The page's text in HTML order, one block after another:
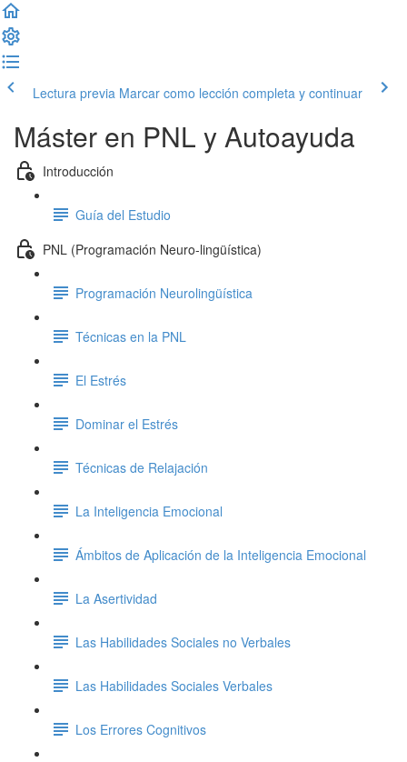
Lectura previa Marcar como lección completa y continuar
Máster en PNL y Autoayuda
Introducción
Guía del Estudio
PNL (Programación Neuro-lingüística)
Programación Neurolingüística
Técnicas en la PNL
El Estrés
Dominar el Estrés
Técnicas de Relajación
La Inteligencia Emocional
Ámbitos de Aplicación de la Inteligencia Emocional
La Asertividad
Las Habilidades Sociales no Verbales
Las Habilidades Sociales Verbales
Los Errores Cognitivos